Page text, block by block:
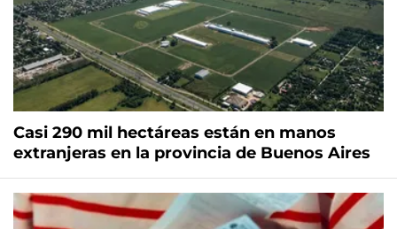
Casi 290 mil hectáreas están en manos
extranjeras en la provincia de Buenos Aires